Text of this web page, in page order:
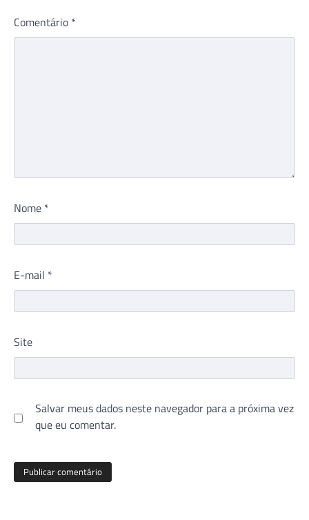
Comentário *
Nome *
E-mail *
Site
Salvar meus dados neste navegador para a próxima vez
que eu comentar.